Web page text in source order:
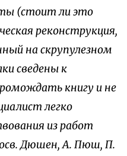
(стоит ли это
реконструкция,
на скрупулезном
сведены к
книгу и не
легко
из работ
Дюшен, А. Пюш, П.